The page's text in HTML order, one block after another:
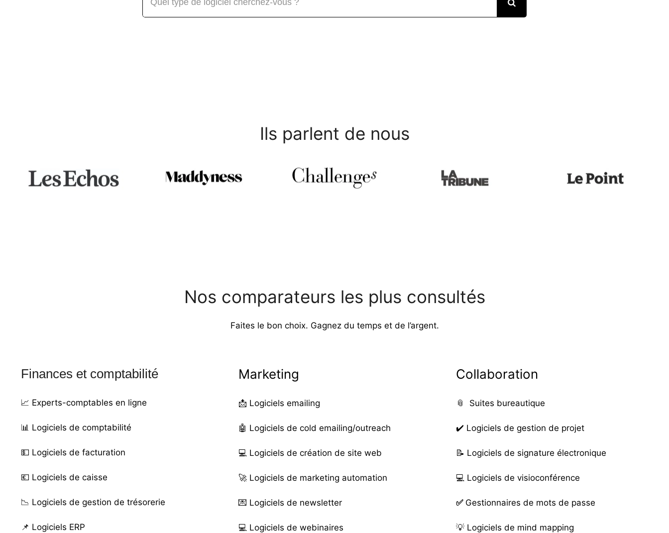
Ils parlent de nous
Nos comparateurs les plus consultés
Faites le bon choix. Gagnez du temps et de l’argent.
Finances et comptabilité
📈 Experts-comptables en ligne
📊 Logiciels de comptabilité
💵 Logiciels de facturation
💶 Logiciels de caisse
📉 Logiciels de gestion de trésorerie
📌 Logiciels ERP
Marketing
📩 Logiciels emailing
🤖 Logiciels de cold emailing/outreach
💻 Logiciels de création de site web
🚀 Logiciels de marketing automation
💌 Logiciels de newsletter
💻 Logiciels de webinaires
Collaboration
📎 Suites bureautique
✔️ Logiciels de gestion de projet
📝 Logiciels de signature électronique
💻 Logiciels de visioconférence
✅ Gestionnaires de mots de passe
💡 Logiciels de mind mapping